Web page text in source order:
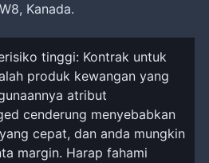
Kanada.
tinggi: Kontrak untuk
produk kewangan yang
atribut
cenderung menyebabkan
cepat, dan anda mungkin
margin. Harap fahami